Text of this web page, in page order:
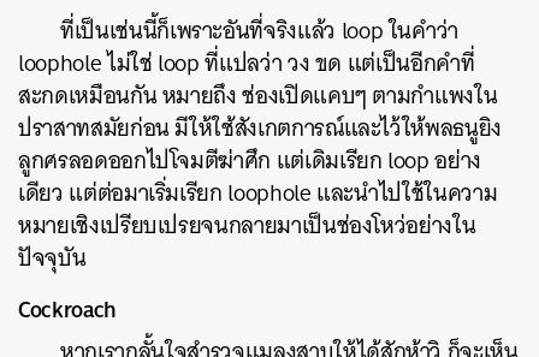
ที่เป็นเช่นนี้ก็เพราะอันที่จริงแล้ว loop ในคำว่า
loophole ไม่ใช่ loop ที่แปลว่า วง ขด แต่เป็นอีกคำที่
สะกดเหมือนกัน หมายถึง ช่องเปิดแคบๆ ตามกำแพงใน
ปราสาทสมัยก่อน มีให้ใช้สังเกตการณ์และไว้ให้พลธนูยิง
ลูกศรลอดออกไปโจมตีฆ่าศึก แต่เดิมเรียก loop อย่าง
เดียว แต่ต่อมาเริ่มเรียก loophole และนำไปใช้ในความ
หมายเชิงเปรียบเปรยจนกลายมาเป็นช่องโหว่อย่างใน
ปัจจุบัน
Cockroach